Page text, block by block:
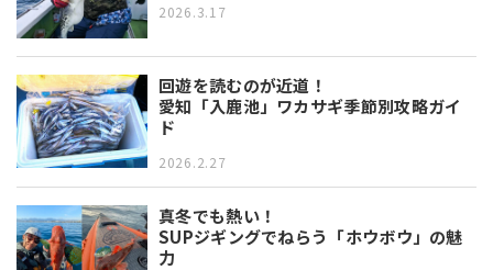
2026.3.17
回遊を読むのが近道！
愛知「入鹿池」ワカサギ季節別攻略ガイ
ド
2026.2.27
真冬でも熱い！
SUPジギングでねらう「ホウボウ」の魅
力